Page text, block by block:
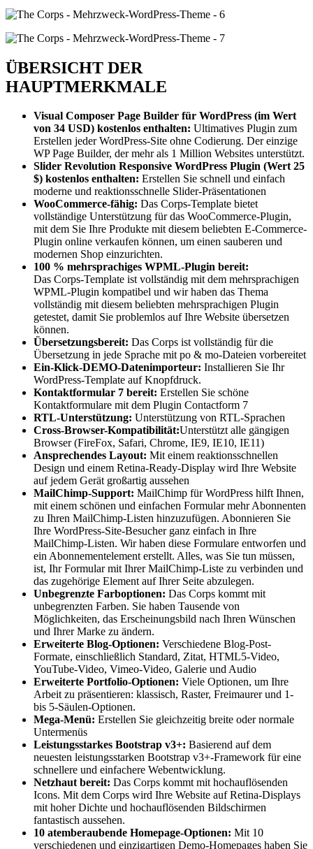
ÜBERSICHT DER
HAUPTMERKMALE
Visual Composer Page Builder für WordPress (im Wert
von 34 USD) kostenlos enthalten: Ultimatives Plugin zum
Erstellen jeder WordPress-Site ohne Codierung. Der einzige
WP Page Builder, der mehr als 1 Million Websites unterstützt.
Slider Revolution Responsive WordPress Plugin (Wert 25
$) kostenlos enthalten: Erstellen Sie schnell und einfach
moderne und reaktionsschnelle Slider-Präsentationen
WooCommerce-fähig: Das Corps-Template bietet
vollständige Unterstützung für das WooCommerce-Plugin,
mit dem Sie Ihre Produkte mit diesem beliebten E-Commerce-
Plugin online verkaufen können, um einen sauberen und
modernen Shop einzurichten.
100 % mehrsprachiges WPML-Plugin bereit:
Das Corps-Template ist vollständig mit dem mehrsprachigen
WPML-Plugin kompatibel und wir haben das Thema
vollständig mit diesem beliebten mehrsprachigen Plugin
getestet, damit Sie problemlos auf Ihre Website übersetzen
können.
Übersetzungsbereit: Das Corps ist vollständig für die
Übersetzung in jede Sprache mit po & mo-Dateien vorbereitet
Ein-Klick-DEMO-Datenimporteur: Installieren Sie Ihr
WordPress-Template auf Knopfdruck.
Kontaktformular 7 bereit: Erstellen Sie schöne
Kontaktformulare mit dem Plugin Contactform 7
RTL-Unterstützung: Unterstützung von RTL-Sprachen
Cross-Browser-Kompatibilität:Unterstützt alle gängigen
Browser (FireFox, Safari, Chrome, IE9, IE10, IE11)
Ansprechendes Layout: Mit einem reaktionsschnellen
Design und einem Retina-Ready-Display wird Ihre Website
auf jedem Gerät großartig aussehen
MailChimp-Support: MailChimp für WordPress hilft Ihnen,
mit einem schönen und einfachen Formular mehr Abonnenten
zu Ihren MailChimp-Listen hinzuzufügen. Abonnieren Sie
Ihre WordPress-Site-Besucher ganz einfach in Ihre
MailChimp-Listen. Wir haben diese Formulare entworfen und
ein Abonnementelement erstellt. Alles, was Sie tun müssen,
ist, Ihr Formular mit Ihrer MailChimp-Liste zu verbinden und
das zugehörige Element auf Ihrer Seite abzulegen.
Unbegrenzte Farboptionen: Das Corps kommt mit
unbegrenzten Farben. Sie haben Tausende von
Möglichkeiten, das Erscheinungsbild nach Ihren Wünschen
und Ihrer Marke zu ändern.
Erweiterte Blog-Optionen: Verschiedene Blog-Post-
Formate, einschließlich Standard, Zitat, HTML5-Video,
YouTube-Video, Vimeo-Video, Galerie und Audio
Erweiterte Portfolio-Optionen: Viele Optionen, um Ihre
Arbeit zu präsentieren: klassisch, Raster, Freimaurer und 1-
bis 5-Säulen-Optionen.
Mega-Menü: Erstellen Sie gleichzeitig breite oder normale
Untermenüs
Leistungsstarkes Bootstrap v3+: Basierend auf dem
neuesten leistungsstarken Bootstrap v3+-Framework für eine
schnellere und einfachere Webentwicklung.
Netzhaut bereit: Das Corps kommt mit hochauflösenden
Icons. Mit dem Corps wird Ihre Website auf Retina-Displays
mit hoher Dichte und hochauflösenden Bildschirmen
fantastisch aussehen.
10 atemberaubende Homepage-Optionen: Mit 10
verschiedenen und einzigartigen Demo-Homepages haben Sie